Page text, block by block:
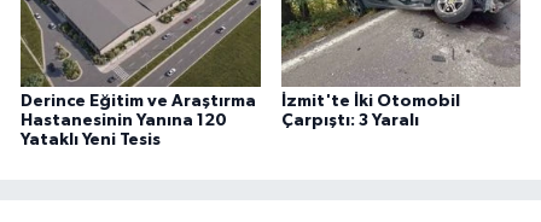
Derince Eğitim ve Araştırma
Hastanesinin Yanına 120
Yataklı Yeni Tesis
İzmit'te İki Otomobil
Çarpıştı: 3 Yaralı